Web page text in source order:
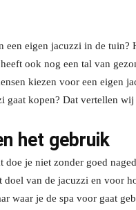
een eigen jacuzzi in de
ook nog een tal van
kiezen voor een eigen
gaat kopen? Dat vertellen wij
het gebruik
doe je niet zonder goed
doel van de jacuzzi en voor
waar je de spa voor gaat